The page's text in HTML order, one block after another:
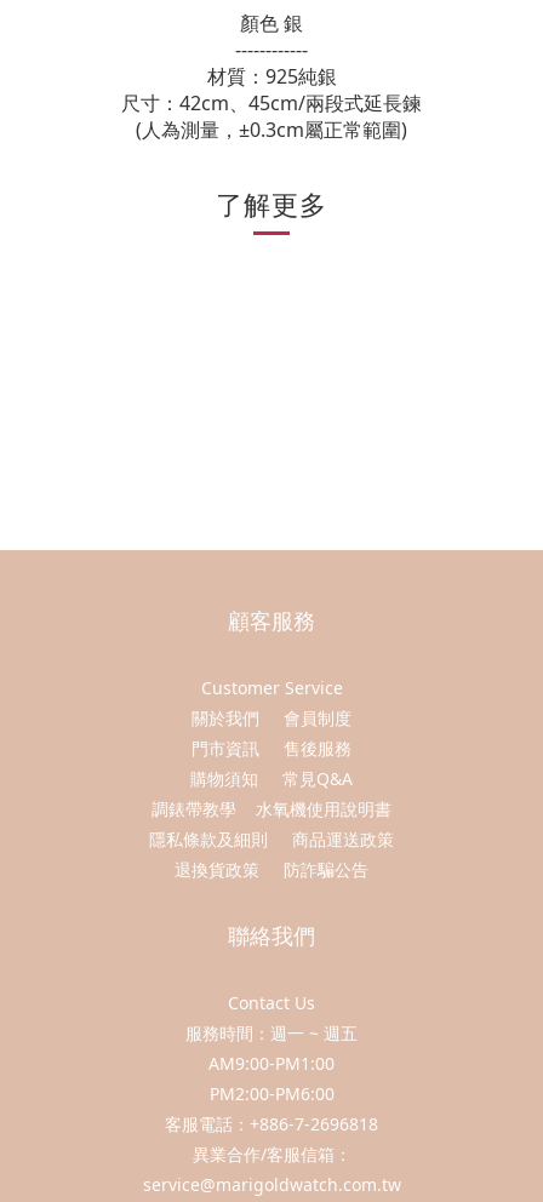
顏色 銀
------------
材質：925純銀
尺寸：42cm、45cm/兩段式延長鍊
(人為測量，±0.3cm屬正常範圍)
了解更多
顧客服務
Customer Service
關於我們
會員制度
門市資訊
售後服務
購物須知
常見Q&A
調錶帶教學
水氧機使用說明書
隱私條款及細則
商品運送政策
退換貨政策
防詐騙公告
聯絡我們
Contact Us
服務時間：週一 ~ 週五
AM9:00-PM1:00
PM2:00-PM6:00
客服電話：+886-7-2696818
異業合作/客服信箱：
service@marigoldwatch.com.tw